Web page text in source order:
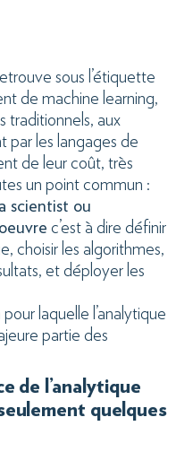
sous l’étiquette
de machine learning,
traditionnels, aux
par les langages de
de leur coût, très
un point commun :
scientist ou
c’est à dire définir
choisir les algorithmes,
et déployer les
pour laquelle l’analytique
partie des
de l’analytique
quelques